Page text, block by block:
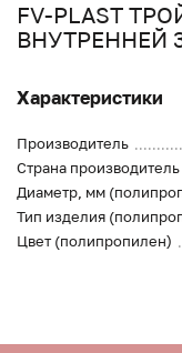
FV-PLAST
ВНУТРЕННЕЙ
Характеристики
Производитель
Страна производитель
Диаметр, мм
Тип изделия
Цвет (полипропилен)